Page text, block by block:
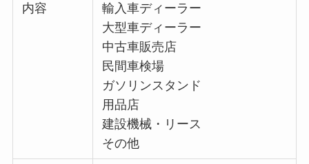
内容
輸入車ディーラー
大型車ディーラー
中古車販売店
民間車検場
ガソリンスタンド
用品店
建設機械・リース
その他